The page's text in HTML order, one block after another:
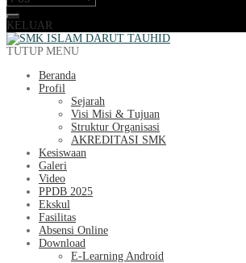
KELUAR
TUTUP MENU
Beranda
Profil
Sejarah
Visi Misi & Tujuan
Struktur Organisasi
AKREDITASI SMK
Kesiswaan
Galeri
Video
PPDB 2025
Ekskul
Fasilitas
Absensi Online
Download
E-Learning Android